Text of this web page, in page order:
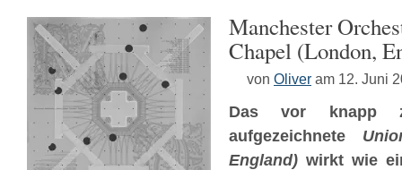
Manchester
Chapel (London,
von Oliver am 12. Juni
Das vor knapp
aufgezeichnete
England) wirkt wie